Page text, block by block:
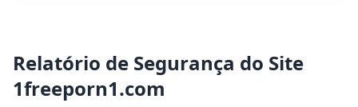
Relatório de Segurança do Site
1freeporn1.com